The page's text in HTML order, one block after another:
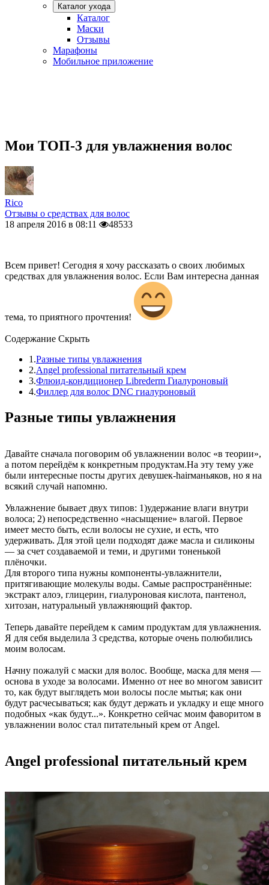
Каталог ухода
Каталог
Маски
Отзывы
Марафоны
Мобильное приложение
Мои ТОП-3 для увлажнения волос
Rico
Отзывы о средствах для волос
18 апреля 2016 в 08:11
48533
Всем привет! Сегодня я хочу рассказать о своих любимых
средствах для увлажнения волос. Если Вам интересна данная
тема, то приятного прочтения!
Содержание Скрыть
1.Разные типы увлажнения
2.Angel professional питательный крем
3.Флюид-кондиционер Librederm Гиалуроновый
4.Филлер для волос DNC гиалуроновый
Разные типы увлажнения
Давайте сначала поговорим об увлажнении волос «в теории»,
а потом перейдём к конкретным продуктам.На эту тему уже
были интересные посты других девушек-hairманьяков, но я на
всякий случай напомню.
Увлажнение бывает двух типов: 1)удержание влаги внутри
волоса; 2) непосредственно «насыщение» влагой. Первое
имеет место быть, если волосы не сухие, и есть, что
удерживать. Для этой цели подходят даже масла и силиконы
— за счет создаваемой и теми, и другими тоненькой
плёночки.
Для второго типа нужны компоненты-увлажнители,
притягивающие молекулы воды. Самые распространённые:
экстракт алоэ, глицерин, гиалуроновая кислота, пантенол,
хитозан, натуральный увлажняющий фактор.
Теперь давайте перейдем к самим продуктам для увлажнения.
Я для себя выделила 3 средства, которые очень полюбились
моим волосам.
Начну пожалуй с маски для волос. Вообще, маска для меня —
основа в уходе за волосами. Именно от нее во многом зависит
то, как будут выглядеть мои волосы после мытья; как они
будут расчесываться; как будут держать и укладку и еще много
подобных «как будут...». Конкретно сейчас моим фаворитом в
увлажнении волос стал питательный крем от Angel.
Angel professional питательный крем